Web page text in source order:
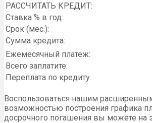
РАССЧИТАТЬ КРЕДИТ:
Ставка % в год:
Срок (мес.):
Сумма кредита:
Ежемесячный платеж:
Всего заплатите:
Переплата по кредиту
Воспользоваться нашим
возможностью построения графика
досрочного погашения вы можете на